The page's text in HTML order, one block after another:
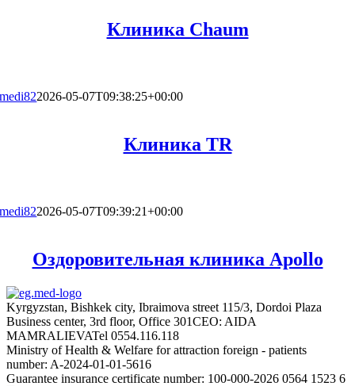
Клиника Chaum
medi822026-05-07T09:38:25+00:00
Клиника TR
medi822026-05-07T09:39:21+00:00
Оздоровительная клиника Apollo
Kyrgyzstan, Bishkek city, Ibraimova street 115/3, Dordoi Plaza
Business center, 3rd floor, Office 301CEO: AIDA
MAMRALIEVATel 0554.116.118
Ministry of Health & Welfare for attraction foreign - patients
number: A-2024-01-01-5616
Guarantee insurance certificate number: 100-000-2026 0564 1523 6